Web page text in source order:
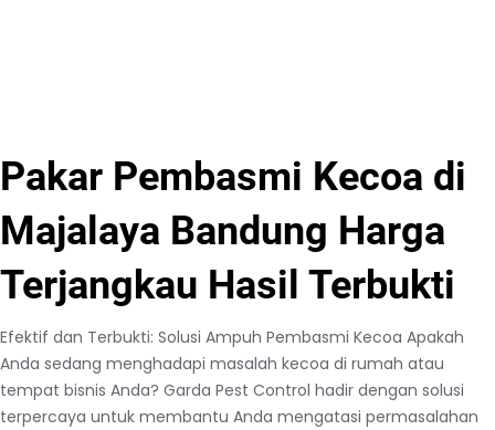
Pakar Pembasmi Kecoa di
Majalaya Bandung Harga
Terjangkau Hasil Terbukti
Efektif dan Terbukti: Solusi Ampuh Pembasmi Kecoa Apakah
Anda sedang menghadapi masalah kecoa di rumah atau
tempat bisnis Anda? Garda Pest Control hadir dengan solusi
terpercaya untuk membantu Anda mengatasi permasalahan